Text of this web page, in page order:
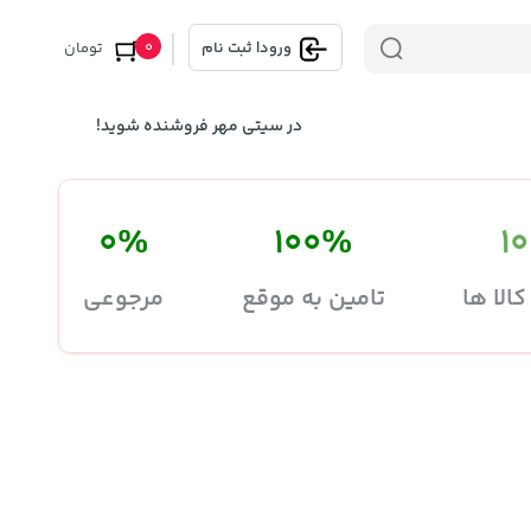
ورود| ثبت نام تومان 0
در سیتی مهر فروشنده شوید!
ها
100%
تامین به موقع
0%
مرجوعی